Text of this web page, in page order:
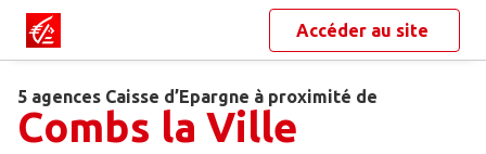
Accéder au site
5 agences Caisse d’Epargne à proximité de
Combs la Ville